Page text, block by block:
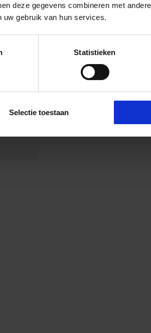
deze gegevens combineren met
gebruik van hun services.
Statistieken
Selectie toestaan